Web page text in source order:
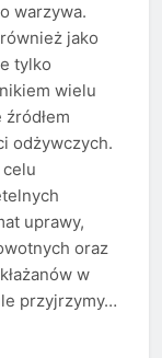
warzywa.
jako
tylko
wielu
odżywczych.
uprawy,
oraz
w
przyjrzymy…